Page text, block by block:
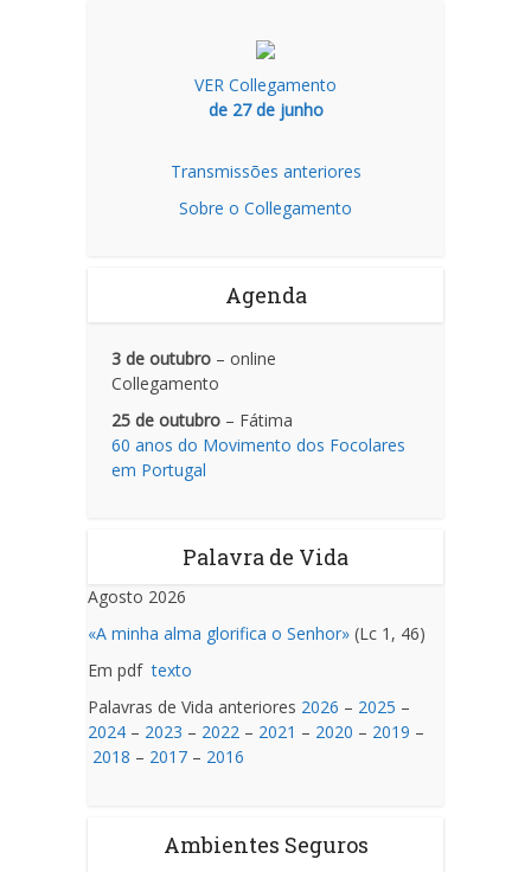
VER Collegamento
de 27 de junho
Transmissões anteriores
Sobre o Collegamento
Agenda
3 de outubro – online
Collegamento
25 de outubro – Fátima
60 anos do Movimento dos Focolares
em Portugal
Palavra de Vida
Agosto 2026
«A minha alma glorifica o Senhor» (Lc 1, 46)
Em pdftexto
Palavras de Vida anteriores 2026 – 2025 –
2024 – 2023 – 2022 – 2021 – 2020 – 2019 –
2018 – 2017 – 2016
Ambientes Seguros